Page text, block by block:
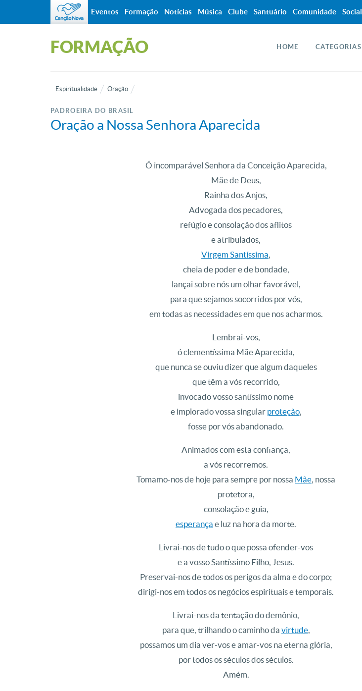
FORMAÇÃO HOME CATEGORIAS
Espiritualidade Oração
PADROEIRA DO BRASIL
Oração a Nossa Senhora Aparecida
Ó incomparável Senhora da Conceição Aparecida,
Mãe de Deus,
Rainha dos Anjos,
Advogada dos pecadores,
refúgio e consolação dos aflitos
e atribulados,
Virgem Santíssima,
cheia de poder e de bondade,
lançai sobre nós um olhar favorável,
para que sejamos socorridos por vós,
em todas as necessidades em que nos acharmos.
Lembrai-vos,
ó clementíssima Mãe Aparecida,
que nunca se ouviu dizer que algum daqueles
que têm a vós recorrido,
invocado vosso santíssimo nome
e implorado vossa singular proteção,
fosse por vós abandonado.
Animados com esta confiança,
a vós recorremos.
Tomamo-nos de hoje para sempre por nossa Mãe, nossa
protetora,
consolação e guia,
esperança e luz na hora da morte.
Livrai-nos de tudo o que possa ofender-vos
e a vosso Santíssimo Filho, Jesus.
Preservai-nos de todos os perigos da alma e do corpo;
dirigi-nos em todos os negócios espirituais e temporais.
Livrai-nos da tentação do demônio,
para que, trilhando o caminho da virtude,
possamos um dia ver-vos e amar-vos na eterna glória,
por todos os séculos dos séculos.
Amém.
Eventos Formação Notícias Música Clube Santuário Comunidade Social